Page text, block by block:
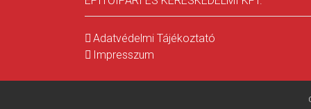
Adatvédelmi Tájékoztató
Impresszum